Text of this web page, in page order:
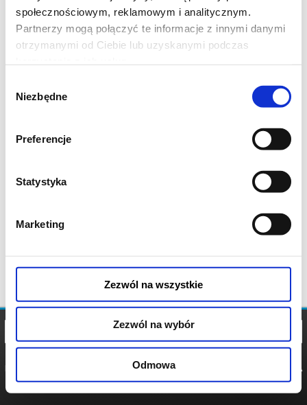
społecznościowym, reklamowym i analitycznym.
Partnerzy mogą połączyć te informacje z innymi danymi
otrzymanymi od Ciebie lub uzyskanymi podczas
zgody
Niezbędne
Preferencje
Statystyka
Marketing
Zezwól na wszystkie
Zezwól na wybór
Odmowa
POLITYKA
POLITYKA